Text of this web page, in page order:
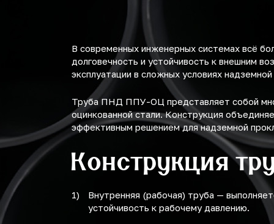
В современных инженерных системах всё
долговечность и устойчивость к внешним
эксплуатации в сложных условиях
Труба ПНД ППУ-ОЦ представляет собой
оцинкованной стали. Конструкция
эффективным решением для надземной
Конструкция
Внутренняя (рабочая) труба —
устойчивость к рабочему давлению.